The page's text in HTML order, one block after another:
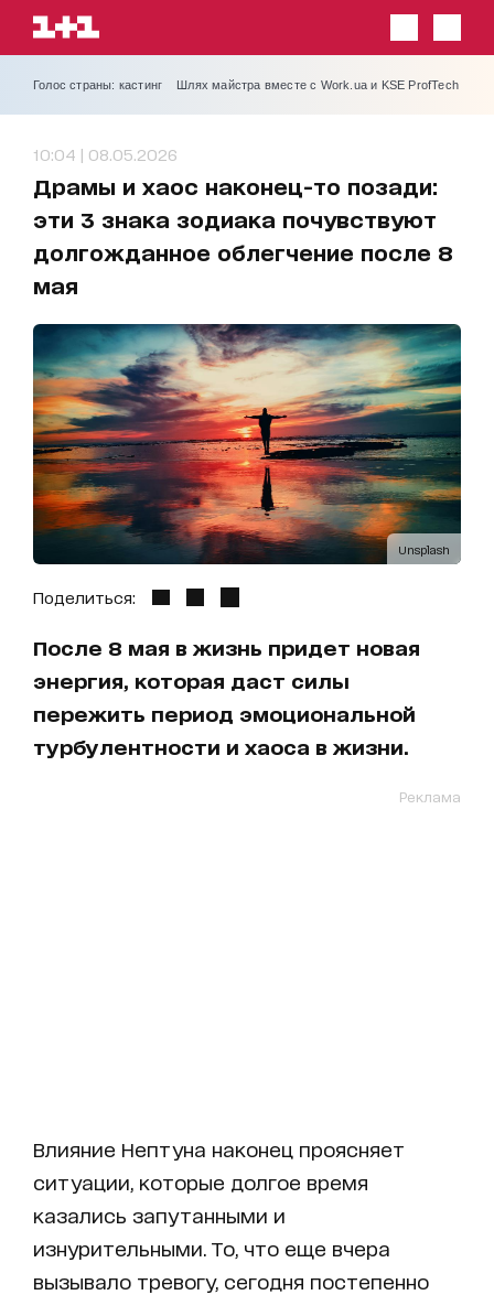
Голос страны: кастинг Шлях майстра вместе с Work.ua и KSE ProfTech
10:04 | 08.05.2026
Драмы и хаос наконец-то позади:
эти 3 знака зодиака почувствуют
долгожданное облегчение после 8
мая
Unsplash
Поделиться:
После 8 мая в жизнь придет новая
энергия, которая даст силы
пережить период эмоциональной
турбулентности и хаоса в жизни.
Реклама
Влияние Нептуна наконец проясняет
ситуации, которые долгое время
казались запутанными и
изнурительными. То, что еще вчера
вызывало тревогу, сегодня постепенно